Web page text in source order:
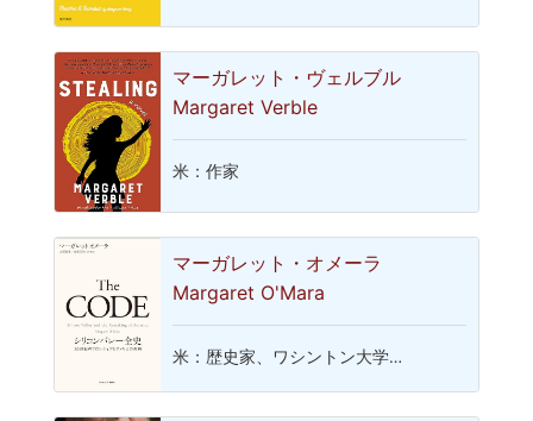
マーガレット・ヴェルブル
Margaret Verble
米：作家
マーガレット・オメーラ
Margaret O'Mara
米：歴史家、ワシントン大学…